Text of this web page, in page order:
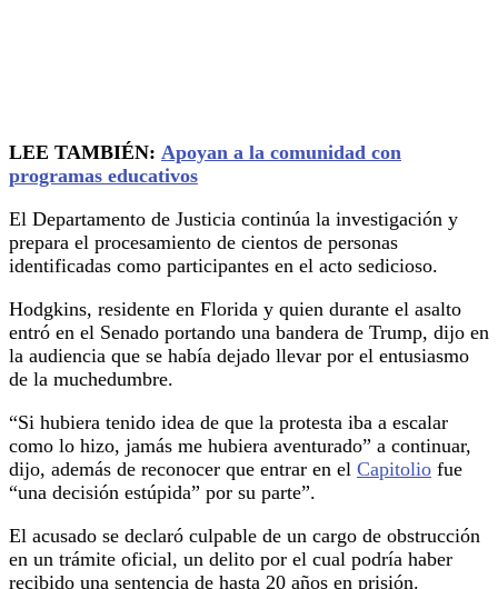
LEE TAMBIÉN: Apoyan a la comunidad con
programas educativos
El Departamento de Justicia continúa la investigación y
prepara el procesamiento de cientos de personas
identificadas como participantes en el acto sedicioso.
Hodgkins, residente en Florida y quien durante el asalto
entró en el Senado portando una bandera de Trump, dijo en
la audiencia que se había dejado llevar por el entusiasmo
de la muchedumbre.
“Si hubiera tenido idea de que la protesta iba a escalar
como lo hizo, jamás me hubiera aventurado” a continuar,
dijo, además de reconocer que entrar en el Capitolio fue
“una decisión estúpida” por su parte”.
El acusado se declaró culpable de un cargo de obstrucción
en un trámite oficial, un delito por el cual podría haber
recibido una sentencia de hasta 20 años en prisión.